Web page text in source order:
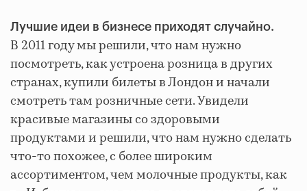
Лучшие идеи в бизнесе приходят случайно.
В 2011 году мы решили, что нам нужно
посмотреть, как устроена розница в других
странах, купили билеты в Лондон и начали
смотреть там розничные сети. Увидели
красивые магазины со здоровыми
продуктами и решили, что нам нужно сделать
что-то похожее, с более широким
ассортиментом, чем молочные продукты, как